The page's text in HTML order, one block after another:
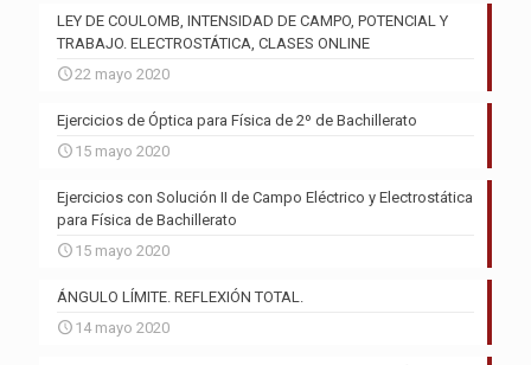
LEY DE COULOMB, INTENSIDAD DE CAMPO, POTENCIAL Y
TRABAJO. ELECTROSTÁTICA, CLASES ONLINE
22 mayo 2020
Ejercicios de Óptica para Física de 2º de Bachillerato
15 mayo 2020
Ejercicios con Solución II de Campo Eléctrico y Electrostática
para Física de Bachillerato
15 mayo 2020
ÁNGULO LÍMITE. REFLEXIÓN TOTAL.
14 mayo 2020